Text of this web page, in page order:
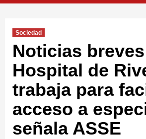
Sociedad
Noticias
Hospital de
trabaja para
acceso a
señala ASSE